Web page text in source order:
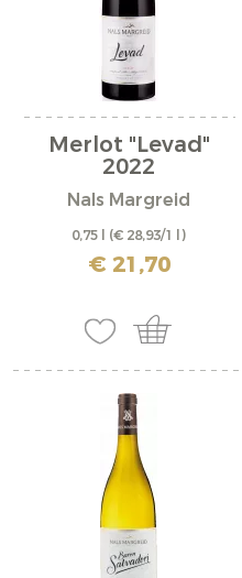
Merlot "Levad"
2022
Nals Margreid
0,75 l (€ 28,93/1 l)
inkl. MwSt. zzgl. Versandkosten
€ 21,70